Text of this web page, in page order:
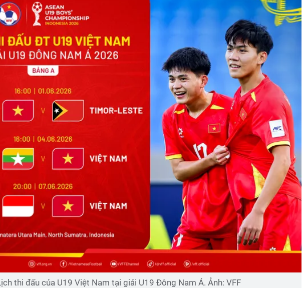
thi đấu của U19 Việt Nam tại giải U19 Đông Nam Á. Ảnh: VFF